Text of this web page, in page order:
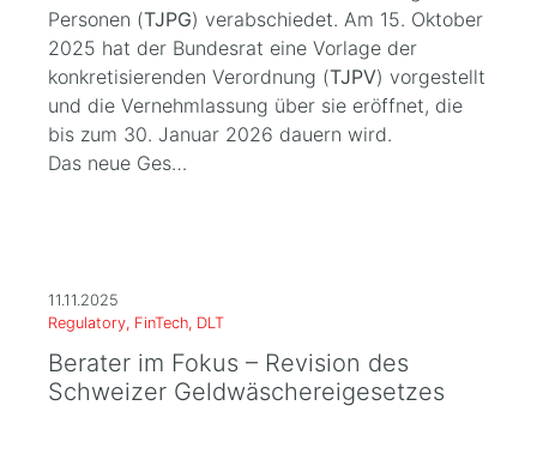
Personen (TJPG) verabschiedet. Am 15. Oktober
2025 hat der Bundesrat eine Vorlage der
konkretisierenden Verordnung (TJPV) vorgestellt
und die Vernehmlassung über sie eröffnet, die
bis zum 30. Januar 2026 dauern wird.
Das neue Ges…
11.11.2025
Regulatory, FinTech, DLT
Berater im Fokus – Revision des
Schweizer Geldwäschereigesetzes